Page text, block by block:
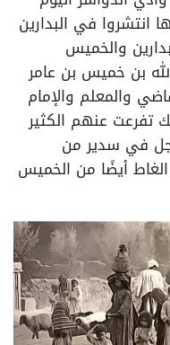
انتشروا في البدارين
والخميس
بن خميس بن عامر
والمعلم والإمام
عنهم الكثير
في سدير من
أيضًا من الخميس